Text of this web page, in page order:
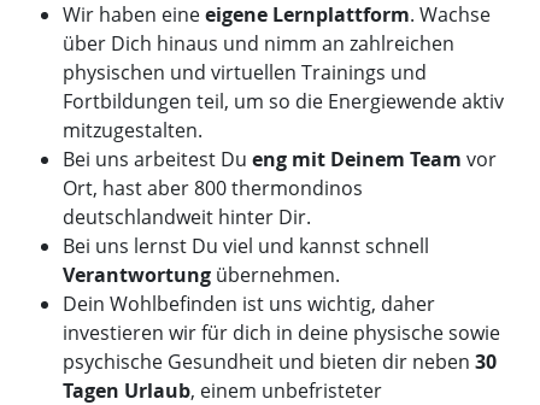
Wir haben eineeigene Lernplattform. Wachse
über Dich hinaus und nimm an zahlreichen
physischen und virtuellen Trainings und
Fortbildungen teil, um so die Energiewende aktiv
mitzugestalten.
Bei uns arbeitest Du eng mit Deinem Team vor
Ort, hast aber 800 thermondinos
deutschlandweit hinter Dir.
Bei uns lernst Du viel und kannst schnell
Verantwortung übernehmen.
Dein Wohlbefinden ist uns wichtig, daher
investieren wir für dich in deine physische sowie
psychische Gesundheit und bieten dir neben 30
Tagen Urlaub, einem unbefristeter